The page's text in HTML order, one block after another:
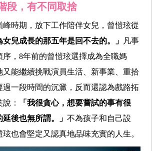
段，有不同取捨
峰時期，放下工作陪伴女兒，曾愷玹從
女兒成長的那五年是回不去的。」
凡事
序，8年前的曾愷玹選擇成為全職媽
又能繼續挑戰演員生活、新事業、重拾
過一段時間的沉澱，反而還認為戲路拓
：
「我很貪心，想要嘗試的事有很
後也無所謂。」 不為孩子和自己設
也會堅定又認真地品味充實的人生。